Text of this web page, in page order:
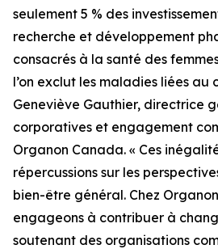
seulement 5 % des
recherche et développement
consacrés à la santé des
l’on exclut les maladies liées au
Geneviève Gauthier, directrice
corporatives et engagement
Organon Canada. « Ces
répercussions sur les
bien-être général. Chez
engageons à contribuer à
soutenant des organisations